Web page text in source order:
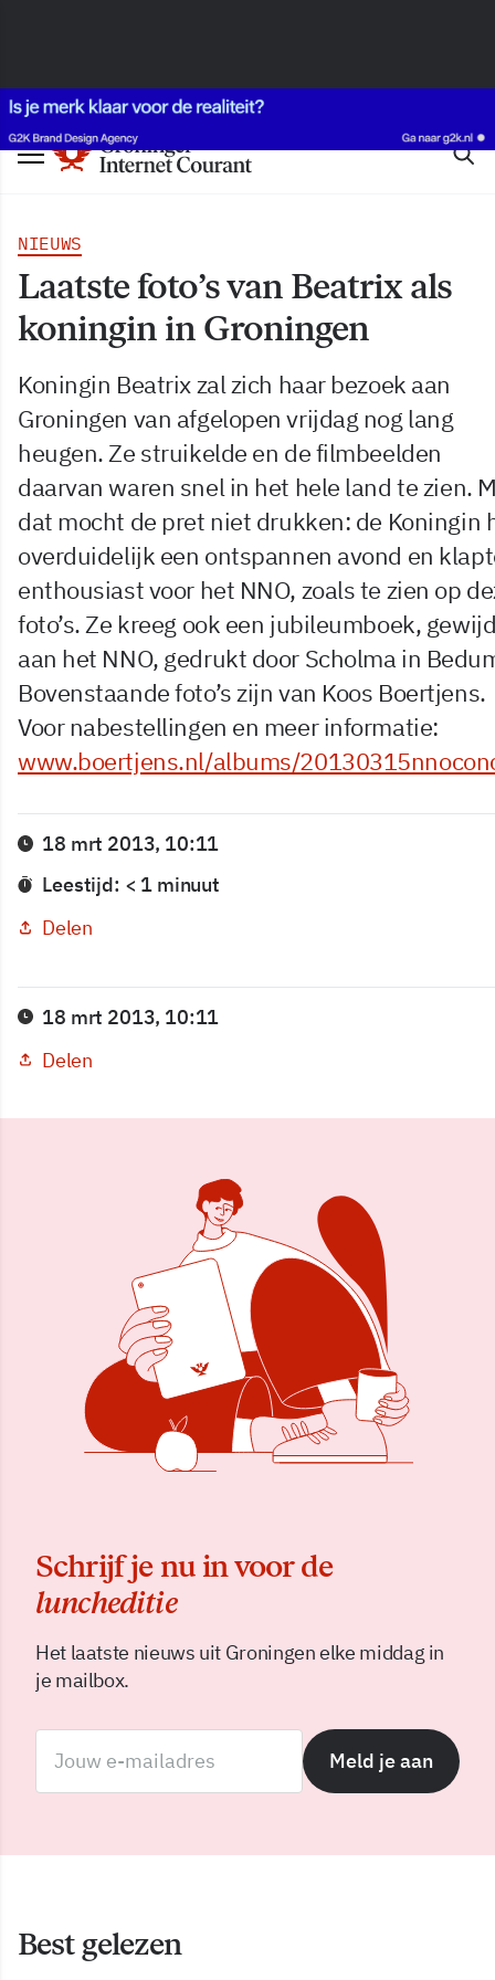
NIEUWS
Laatste foto’s van Beatrix als
koningin in Groningen
Koningin Beatrix zal zich haar bezoek aan
Groningen van afgelopen vrijdag nog lang
heugen. Ze struikelde en de filmbeelden
daarvan waren snel in het hele land te zien.
dat mocht de pret niet drukken: de Koningin
overduidelijk een ontspannen avond en
enthousiast voor het NNO, zoals te zien op
foto’s. Ze kreeg ook een jubileumboek,
aan het NNO, gedrukt door Scholma in
Bovenstaande foto’s zijn van Koos Boertjens.
Voor nabestellingen en meer informatie:
www.boertjens.nl/albums/
18 mrt 2013, 10:11
Leestijd: < 1 minuut
Delen
18 mrt 2013, 10:11
Delen
Schrijf je nu in voor de
luncheditie
Het laatste nieuws uit Groningen elke middag in
je mailbox.
Meld je aan
Best gelezen